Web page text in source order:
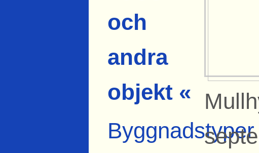
och
andra
objekt «
Byggnadstyper